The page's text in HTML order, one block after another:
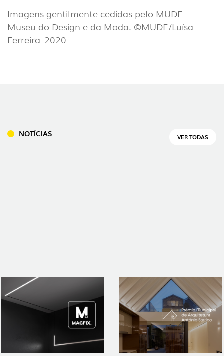
DENÚNCIAS
Imagens gentilmente cedidas pelo MUDE -
Museu do Design e da Moda. ©MUDE/Luísa
Ferreira_2020
NOTÍCIAS VER TODAS